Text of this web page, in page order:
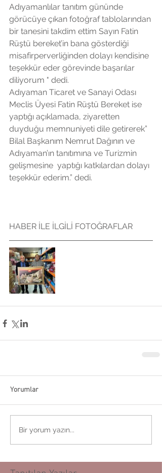
Adıyamanlılar tanıtım gününde
görücüye çıkan fotoğraf tablolarından
bir tanesini takdim ettim Sayın Fatin
Rüştü bereket’in bana gösterdiği
misafirperverliğinden dolayı kendisine
teşekkür eder görevinde başarılar
diliyorum " dedi.
Adıyaman Ticaret ve Sanayi Odası
Meclis Üyesi Fatin Rüştü Bereket ise
yaptığı açıklamada, ziyaretten
duyduğu memnuniyeti dile getirerek”
Bilal Başkanım Nemrut Dağının ve
Adıyaman’ın tanıtımına ve Turizmin
gelişmesine  yaptığı katkılardan dolayı
teşekkür ederim.” dedi.
HABER İLE İLGİLİ FOTOĞRAFLAR
Yorumlar
Bir yorum yazın...